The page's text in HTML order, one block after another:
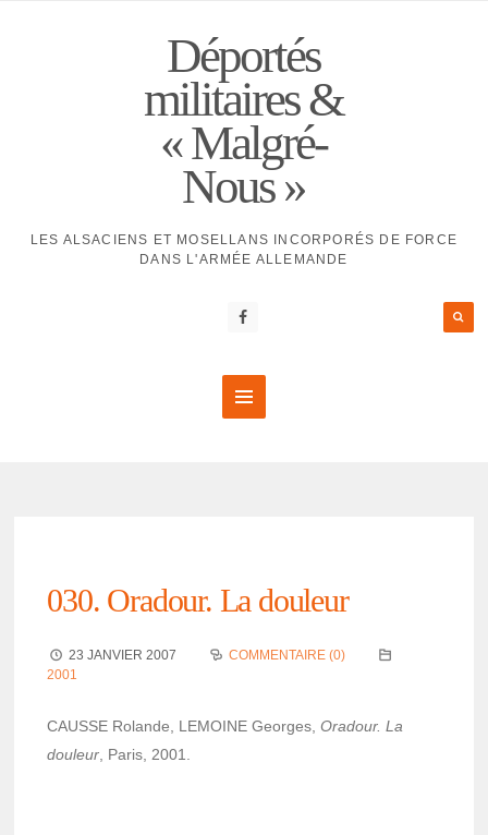
Déportés
militaires &
« Malgré-
Nous »
LES ALSACIENS ET MOSELLANS INCORPORÉS DE FORCE
DANS L'ARMÉE ALLEMANDE
030. Oradour. La douleur
23 JANVIER 2007
COMMENTAIRE (0)
2001
CAUSSE Rolande, LEMOINE Georges,Oradour. La
douleur , Paris, 2001.